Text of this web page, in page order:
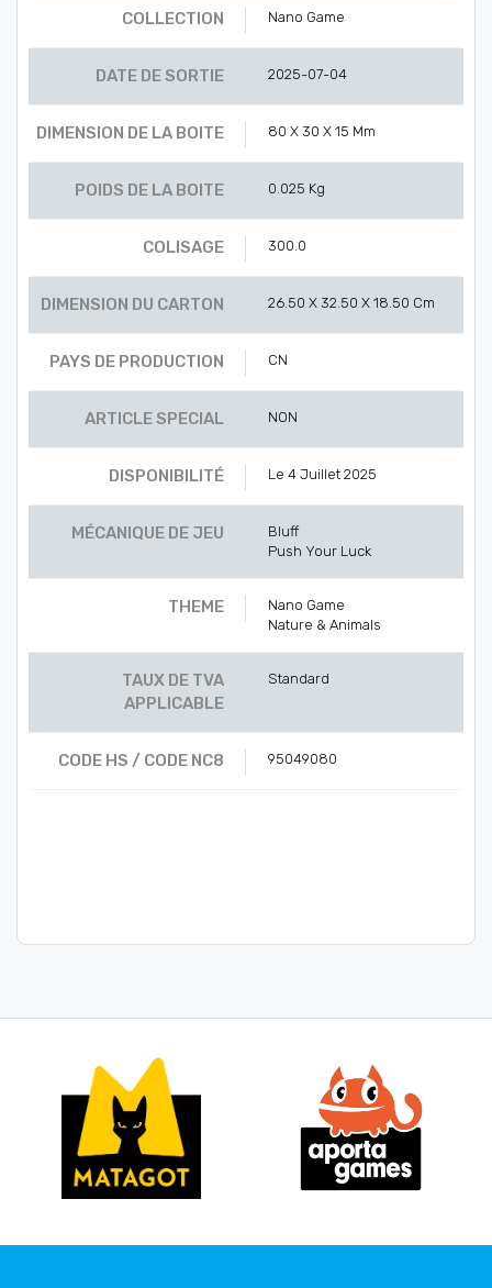
COLLECTION Nano Game
DATE DE SORTIE 2025-07-04
DIMENSION DE LA BOITE 80 X 30 X 15 Mm
POIDS DE LA BOITE 0.025 Kg
COLISAGE 300.0
DIMENSION DU CARTON 26.50 X 32.50 X 18.50 Cm
PAYS DE PRODUCTION CN
ARTICLE SPECIAL NON
DISPONIBILITÉ Le 4 Juillet 2025
MÉCANIQUE DE JEU
Bluff
Push Your Luck
THEME
Nano Game
Nature & Animals
TAUX DE TVA
APPLICABLE
Standard
CODE HS / CODE NC8 95049080